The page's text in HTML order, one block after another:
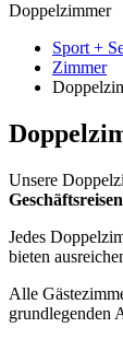
Doppelzimmer
Sport +
Zimmer
Unsere
Jedes
bieten
Alle
grundlegenden